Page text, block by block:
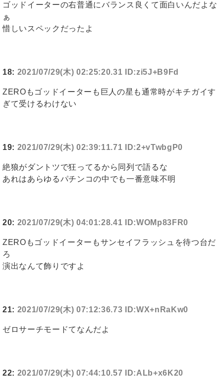
ゴッドイーターの右普通にバランス良くて面白いんだよな
ぁ
惜しいスペックだったよ
18: 2021/07/29(木) 02:25:20.31 ID:zi5J+B9Fd
ZEROもゴッドイーターも巨人の星も通常時がキチガイす
ぎて受けるわけない
19: 2021/07/29(木) 02:39:11.71 ID:2+vTwbgP0
絶狼がダントツで狂ってるから同列で語るな
あれはあらゆるパチンコの中でも一番意味不明
20: 2021/07/29(木) 04:01:28.41 ID:WOMp83FR0
ZEROもゴッドイーターもサンセイフラッシュを待つ台だ
ろ
演出なんて飾りですよ
21: 2021/07/29(木) 07:12:36.73 ID:WX+nRaKw0
ゼロサーチモードてなんだよ
22: 2021/07/29(木) 07:44:10.57 ID:ALb+x6K20